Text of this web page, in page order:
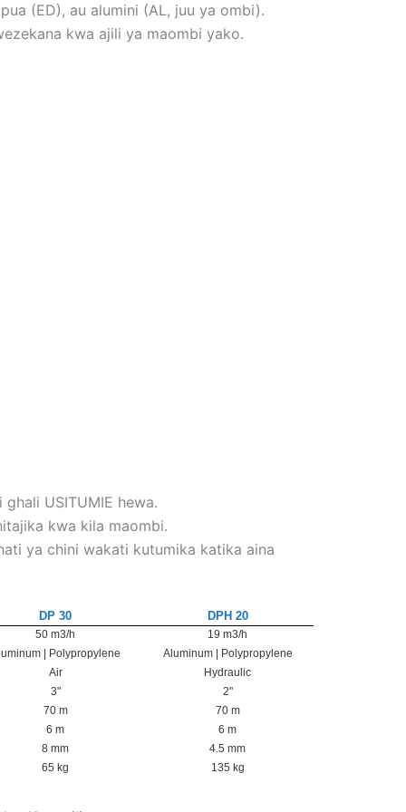
(ED), au alumini (AL, juu ya ombi).
kwa ajili ya maombi yako.
USITUMIE hewa.
kwa kila maombi.
ya chini wakati kutumika katika aina
DP 30
DPH 20
50 m3/h 19 m3/h
| Polypropylene Aluminum | Polypropylene
Air Hydraulic
3" 2"
70 m 70 m
6 m 6 m
8 mm 4.5 mm
65 kg 135 kg